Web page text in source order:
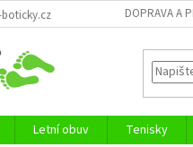
DOPRAVA A
Letní obuv Tenisky